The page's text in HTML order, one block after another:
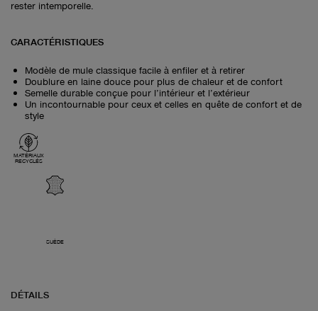
rester intemporelle.
CARACTÉRISTIQUES
Modèle de mule classique facile à enfiler et à retirer
Doublure en laine douce pour plus de chaleur et de confort
Semelle durable conçue pour l’intérieur et l’extérieur
Un incontournable pour ceux et celles en quête de confort et de
style
MATÉRIAUX
RECYCLÉS
SUÈDE
DÉTAILS